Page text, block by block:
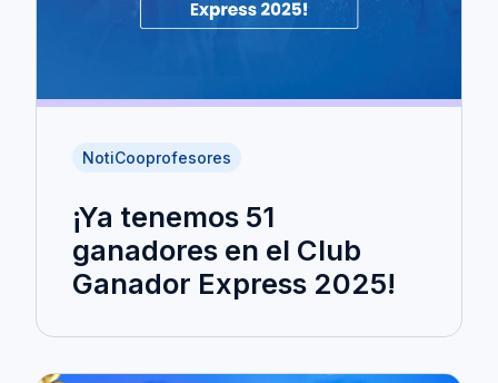
NotiCooprofesores
¡Ya tenemos 51
ganadores en el Club
Ganador Express 2025!